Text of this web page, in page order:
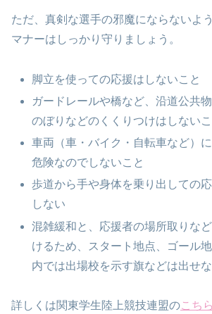
ただ、真剣な選手の邪魔にならないよ
マナーはしっかり守りましょう。
脚立を使っての応援はしないこと
ガードレールや橋など、沿道公共物
のぼりなどのくくりつけはしないこ
車両（車・バイク・自転車など）
危険なのでしないこと
歩道から手や身体を乗り出しての
しない
混雑緩和と、応援者の場所取りな
けるため、スタート地点、ゴール
内では出場校を示す旗などは出せ
詳しくは関東学生陸上競技連盟のこちら